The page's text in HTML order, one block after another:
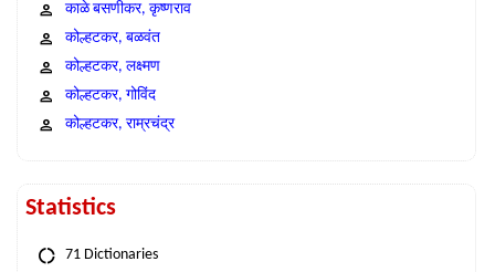
काळे बसणीकर, कृष्णराव
कोल्हटकर, बळवंत
कोल्हटकर, लक्ष्मण
कोल्हटकर, गोविंद
कोल्हटकर, राम्रचंद्र
Statistics
71 Dictionaries